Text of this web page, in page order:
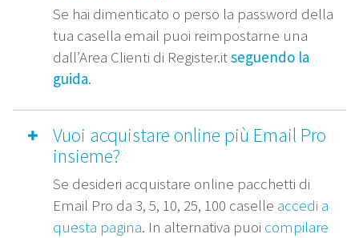
Se hai dimenticato o perso la password della
tua casella email puoi reimpostarne una
dall’Area Clienti di Register.itseguendo la
guida.
Vuoi acquistare online più Email Pro
insieme?
Se desideri acquistare online pacchetti di
Email Pro da 3, 5, 10, 25, 100 caselle accedi a
questa pagina. In alternativa puoi compilare